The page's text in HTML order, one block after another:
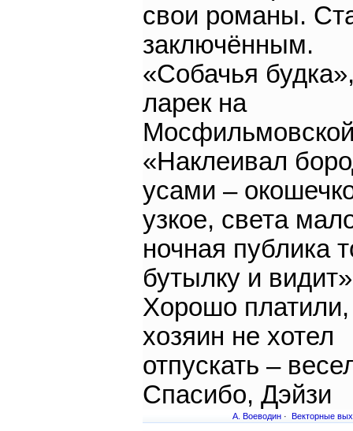
свои романы.
заключённым.
«Собачья
ларек на
«Наклеивал
усами –
узкое, света
ночная публика
бутылку и
Хорошо платили,
хозяин не хотел
отпускать –
Спасибо, Дэйзи
А. Воеводин · Векторные